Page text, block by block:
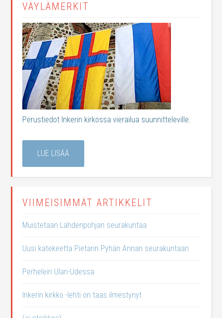
VÄYLÄMERKIT
Perustiedot Inkerin kirkossa vierailua suunnitteleville.
LUE LISÄÄ
VIIMEISIMMÄT ARTIKKELIT
Muistetaan Lahdenpohjan seurakuntaa
Uusi katekeetta Pietarin Pyhän Annan seurakuntaan
Perheleiri Ulan-Udessa
Inkerin kirkko -lehti on taas ilmestynyt